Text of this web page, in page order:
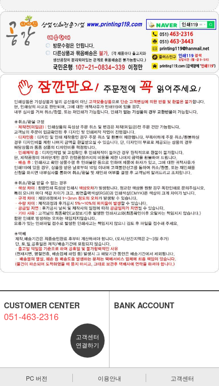
CUSTOMER CENTER
051-463-2316
고객센터
연결하기
BANK ACCOUNT
PC 버전 이용안내 고객센터